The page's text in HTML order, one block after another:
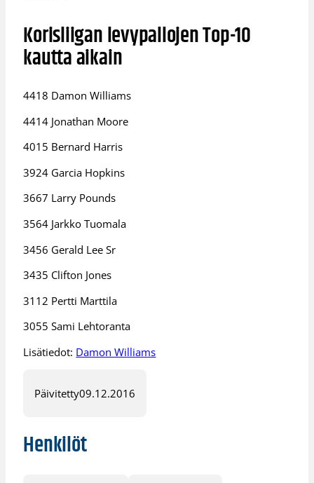
Korisliigan levypallojen Top-10
kautta aikain
4418 Damon Williams
4414 Jonathan Moore
4015 Bernard Harris
3924 Garcia Hopkins
3667 Larry Pounds
3564 Jarkko Tuomala
3456 Gerald Lee Sr
3435 Clifton Jones
3112 Pertti Marttila
3055 Sami Lehtoranta
Lisätiedot: Damon Williams
Päivitetty09.12.2016
Henkilöt